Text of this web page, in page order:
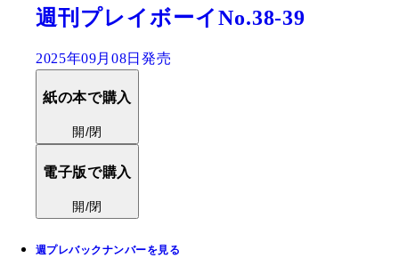
週刊プレイボーイNo.38-39
2025年09月08日発売
紙の本で購入
開/閉
電子版で購入
開/閉
週プレバックナンバーを見る